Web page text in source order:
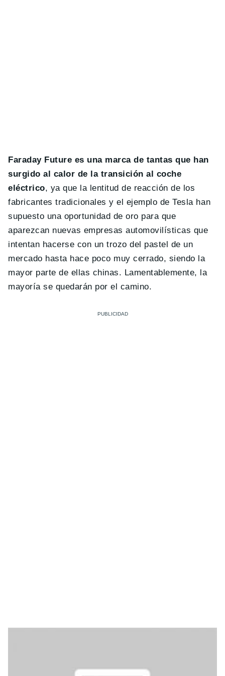
Faraday Future es una marca de tantas que han
surgido al calor de la transición al coche
eléctrico, ya que la lentitud de reacción de los
fabricantes tradicionales y el ejemplo de Tesla han
supuesto una oportunidad de oro para que
aparezcan nuevas empresas automovilísticas que
intentan hacerse con un trozo del pastel de un
mercado hasta hace poco muy cerrado, siendo la
mayor parte de ellas chinas. Lamentablemente, la
mayoría se quedarán por el camino.